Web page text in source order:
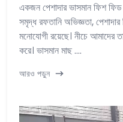
একজন পেশাদার ভাসমান ফিশ ফিড
সমৃদ্ধ রফতানি অভিজ্ঞতা,
মনোযোগী রয়েছে। নীচে আমাদের
করে। ভাসমান মাছ ....
আরও পড়ুন